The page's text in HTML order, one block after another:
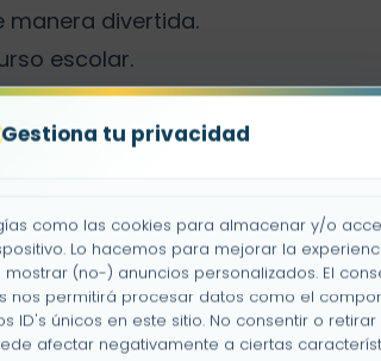
Gestiona tu privacidad
como las cookies para almacenar y/o
Lo hacemos para mejorar la
(no-) anuncios personalizados. El
nos permitirá procesar datos como el
ID's únicos en este sitio. No consentir o retirar
afectar negativamente a ciertas
manera divertida.
escolar.
el verano pueden fomentar la
aprendizaje.
la pérdida de